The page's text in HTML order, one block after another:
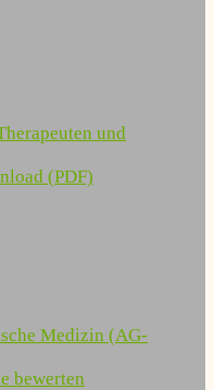
und
(PDF)
Medizin (AG-
bewerten